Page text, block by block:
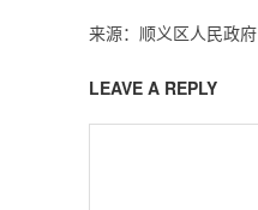
来源：顺义区人民政府
LEAVE A REPLY